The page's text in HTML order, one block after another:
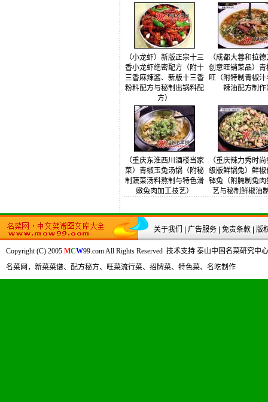
（小龙虾）新版正宗十三
香小龙虾绝密配方（附十
三香麻辣酱、新版十三香
粉料配方与秘制出锅料配
方）
（成都大蓉和拉
创意旺销菜品）青
旺（附特制青椒汁
辣油配方制作
（重庆东淮西川酒楼当家
菜）青椒玉兔汤锅（附秘
制蔬菜汤料熬制与特色滑
嫩兔肉加工技艺）
（重庆辣力秀时
级版鲜锅兔）鲜椒
钵兔（附腌制兔肉
艺与秘制鲜椒油
关于我们 广告服务| 免责条款| 版
Copyright (C) 2005 MCW99.com All Rights Reserved 技术支持 泰山中国名菜研究中
名菜网，新菜菜谱、配方秘方、旺菜流行菜、招牌菜、特色菜、名吃制作